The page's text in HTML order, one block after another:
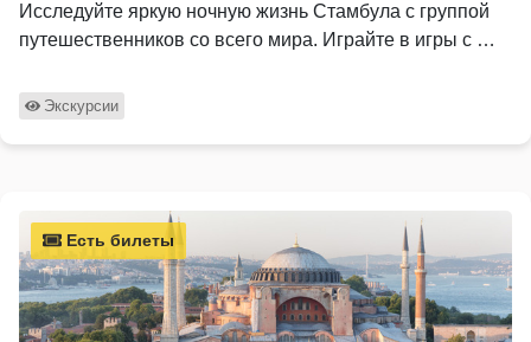
Исследуйте яркую ночную жизнь Стамбула с группой
путешественников со всего мира. Играйте в игры с …
Экскурсии
Есть билеты